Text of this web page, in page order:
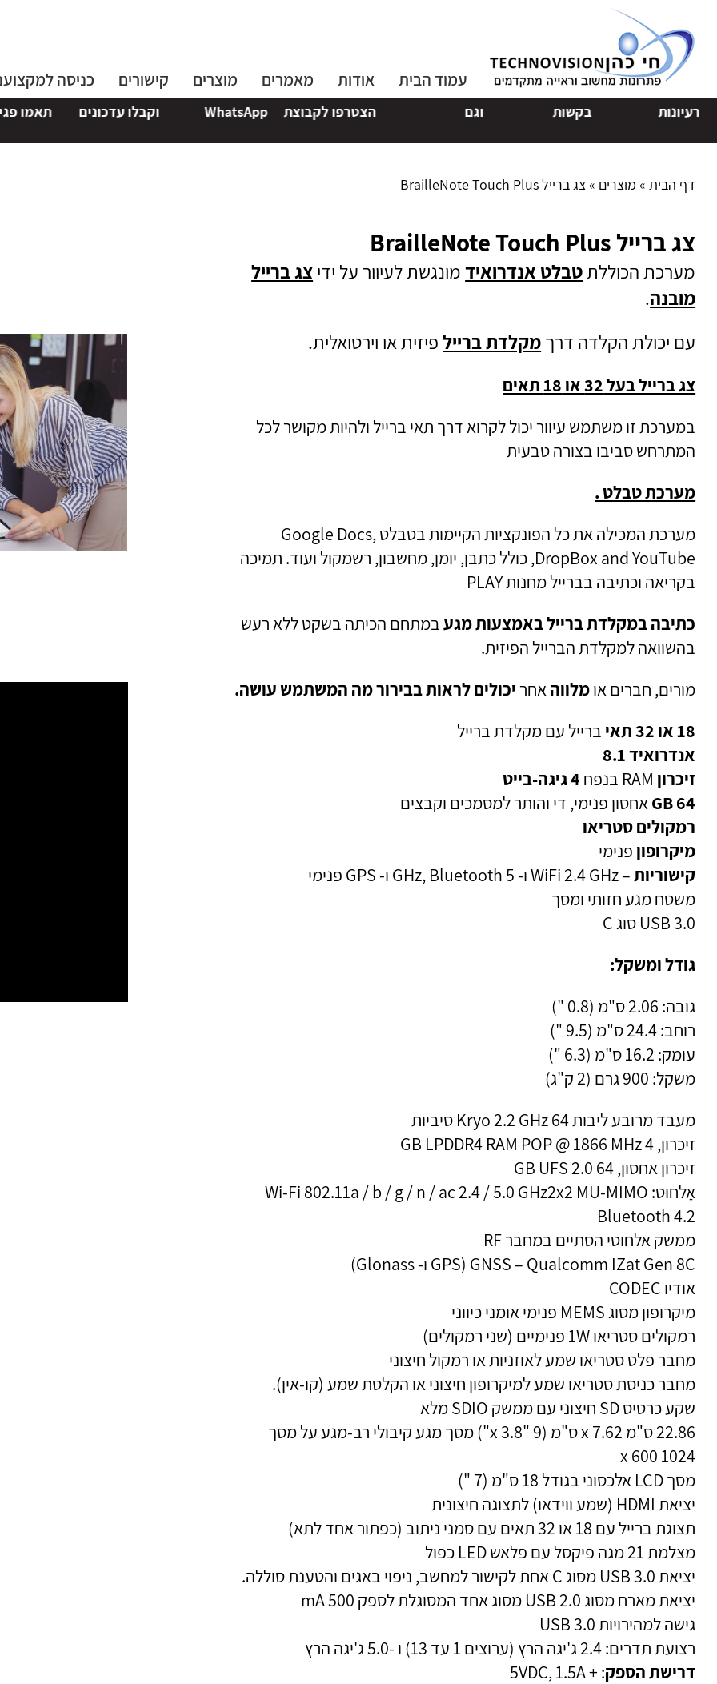
עמוד הבית אודות מאמרים מוצרים קישורים כניסה
רעיונות בקשות וגם הצטרפו לקבוצת WhatsApp וקבלו עדכונים תאמו
דף הבית» מוצרים »צג ברייל BrailleNote Touch Plus
צג ברייל BrailleNote Touch Plus
מערכת הכוללתטבלט אנדרואידמונגשת לעיוור על ידיצג ברייל
מובנה.
עם יכולת הקלדה דרךמקלדת בריילפיזית או וירטואלית.
צג ברייל בעל 32 או 18 תאים
במערכת זו משתמש עיוור יכול לקרוא דרך תאי ברייל ולהיות מקושר לכל
המתרחש סביבו בצורה טבעית
מערכת טבלט .
מערכת המכילה את כל הפונקציות הקיימות בטבלט Google Docs,
DropBox and YouTube, כולל כתבן, יומן, מחשבון, רשמקול ועוד. תמיכה
בקריאה וכתיבה בברייל מחנות PLAY
כתיבה במקלדת ברייל באמצעות מגעבמתחם הכיתה בשקט ללא רעש
בהשוואה למקלדת הברייל הפיזית.
מורים, חברים אומלווהאחריכולים לראות בבירור מה המשתמש עושה.
18 או 32 תאי
ברייל עם מקלדת ברייל
אנדרואיד 8.1
זיכרון
4 גיגה-בייט
64 GB
אחסון פנימי, די והותר למסמכים וקבצים
רמקולים סטריאו
מיקרופון פנימי
קישוריות– WiFi 2.4 GHz ו- 5 GHz, Bluetooth ו- GPS פנימי
משטח מגע חזותי ומסך
USB 3.0 סוג C
גודל ומשקל:
גובה: 2.06 ס"מ (0.8 ")
רוחב: 24.4 ס"מ (9.5 ")
עומק: 16.2 ס"מ (6.3 ")
משקל: 900 גרם (2 ק"ג)
מעבד מרובע ליבות Kryo 2.2 GHz 64 סיביות
זיכרון, 4 GB LPDDR4 RAM POP @ 1866 MHz
זיכרון אחסון, 64 GB UFS 2.0
אַלחוּט: Wi-Fi 802.11a / b / g / n / ac 2.4 / 5.0 GHz2x2 MU-MIMO
Bluetooth 4.2
ממשק אלחוטי הסתיים במחבר RF
GNSS – Qualcomm IZat Gen 8C (GPS ו- Glonass)
אודיו CODEC
מיקרופון מסוג MEMS פנימי אומני כיווני
רמקולים סטריאו 1W פנימיים (שני רמקולים)
מחבר פלט סטריאו שמע לאוזניות או רמקול חיצוני
מחבר כניסת סטריאו שמע למיקרופון חיצוני או הקלטת שמע (קו-אין).
שקע כרטיס SD חיצוני עם ממשק SDIO מלא
22.86 ס"מ x 7.62 ס"מ (9 "x 3.8") מסך מגע קיבולי רב-מגע על מסך
1024 x 600
מסך LCD אלכסוני בגודל 18 ס"מ (7 ")
יציאת HDMI (שמע ווידאו) לתצוגה חיצונית
תצוגת ברייל עם 18 או 32 תאים עם סמני ניתוב (כפתור אחד לתא)
מצלמת 21 מגה פיקסל עם פלאש LED כפול
יציאת USB 3.0 מסוג C אחת לקישור למחשב, ניפוי באגים והטענת סוללה.
יציאת מארח מסוג USB 2.0 מסוג אחד המסוגלת לספק 500 mA
גישה למהירויות USB 3.0
רצועת תדרים: 2.4 ג'יגה הרץ (ערוצים 1 עד 13) ו -5.0 ג'יגה הרץ
דרישת הספק: + 5VDC, 1.5A